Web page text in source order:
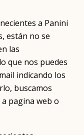
a Panini
están no se
las
que nos puedes
indicando los
buscamos
pagina web o